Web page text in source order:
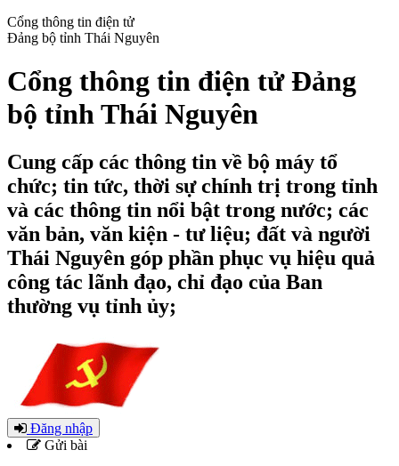
Cổng thông tin điện tử
Đảng bộ tỉnh Thái Nguyên
Cổng thông tin điện tử Đảng
bộ tỉnh Thái Nguyên
Cung cấp các thông tin về bộ máy tổ
chức; tin tức, thời sự chính trị trong tỉnh
và các thông tin nổi bật trong nước; các
văn bản, văn kiện - tư liệu; đất và người
Thái Nguyên góp phần phục vụ hiệu quả
công tác lãnh đạo, chỉ đạo của Ban
thường vụ tỉnh ủy;
Đăng nhập
Gửi bài